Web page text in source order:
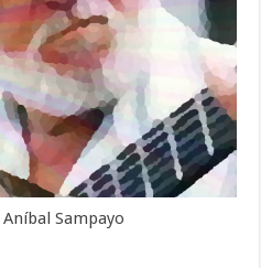
Sampayo